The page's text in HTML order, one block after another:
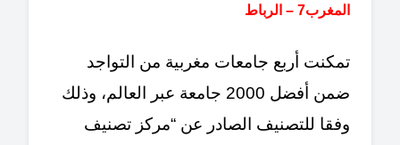
المغرب7 – الرباط
تمكنت أربع جامعات مغربية من التواجد
ضمن أفضل 2000 جامعة عبر العالم، وذلك
وفقا للتصنيف الصادر عن “مركز تصنيف